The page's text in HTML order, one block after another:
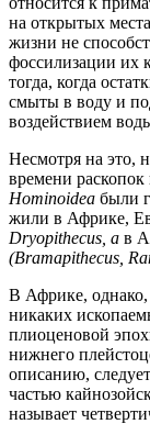
на открытых
жизни не
фоссилизации их
тогда, когда
смыты в воду и
воздействием
Несмотря на это,
времени
Hominoidea были
жили в Африке,
Dryopithecus, а в
(Bramapithecus,
В Африке, однако,
никаких
плиоценовой
нижнего
описанию,
частью
называет